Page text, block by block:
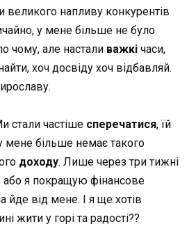
великого напливу конкурентів
у мене більше не було
чому, але настали важкі часи,
хоч досвіду хоч відбавляй.
стали частіше сперечатися, їй
мене більше немає такого
доходу. Лише через три тижні
або я покращую фінансове
йде від мене. І я ще хотів
жити у горі та радості??